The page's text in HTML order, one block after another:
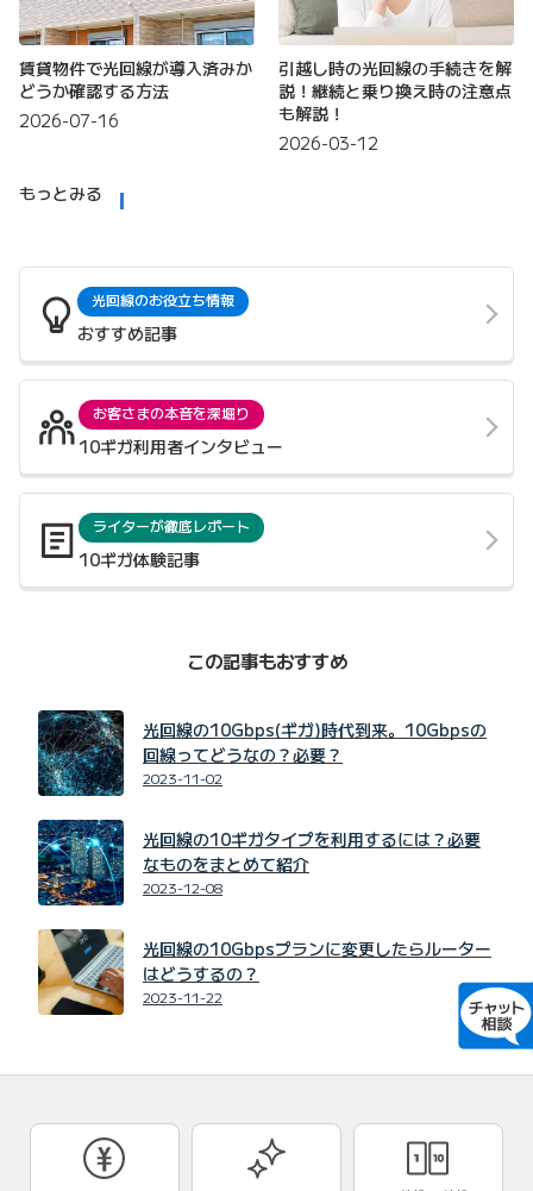
賃貸物件で光回線が導入済みか
どうか確認する方法
2026-07-16
引越し時の光回線の手続きを解
説！継続と乗り換え時の注意点
も解説！
2026-03-12
もっとみる
光回線のお役立ち情報
おすすめ記事
お客さまの本音を深堀り
10ギガ利用者インタビュー
ライターが徹底レポート
10ギガ体験記事
この記事もおすすめ
光回線の10Gbps(ギガ)時代到来。10Gbpsの
回線ってどうなの？必要？
2023-11-02
光回線の10ギガタイプを利用するには？必要
なものをまとめて紹介
2023-12-08
光回線の10Gbpsプランに変更したらルーター
はどうするの？
2023-11-22